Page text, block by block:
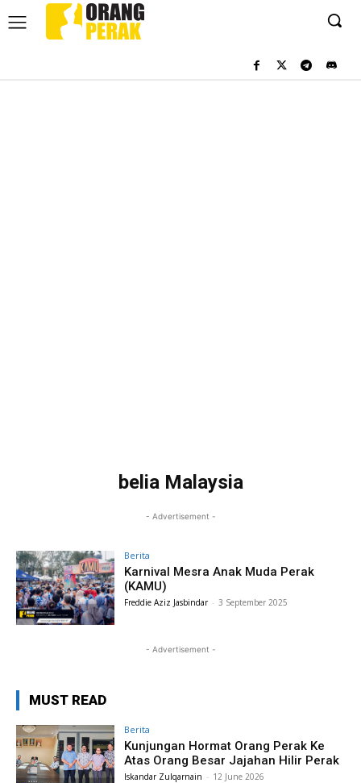
belia Malaysia
- Advertisement -
Berita
Karnival Mesra Anak Muda Perak
(KAMU)
Freddie Aziz Jasbindar - 3 September 2025
- Advertisement -
MUST READ
Berita
Kunjungan Hormat Orang Perak Ke
Atas Orang Besar Jajahan Hilir Perak
Iskandar Zulqarnain - 12 June 2026